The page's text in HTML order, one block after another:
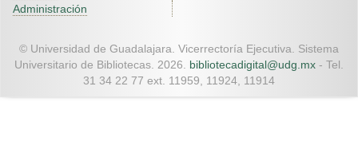
Administración
© Universidad de Guadalajara. Vicerrectoría Ejecutiva. Sistema
Universitario de Bibliotecas. 2026. bibliotecadigital@udg.mx - Tel.
31 34 22 77 ext. 11959, 11924, 11914